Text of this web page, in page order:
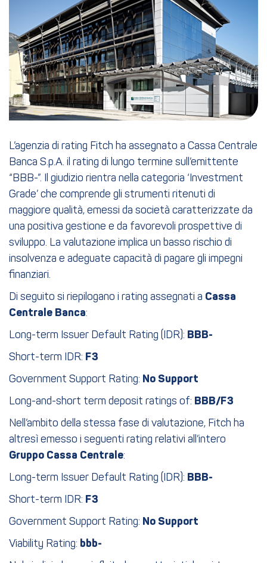
L’agenzia di rating Fitch ha assegnato a Cassa Centrale
Banca S.p.A. il rating di lungo termine sull’emittente
“BBB-”. Il giudizio rientra nella categoria ‘Investment
Grade’ che comprende gli strumenti ritenuti di
maggiore qualità, emessi da società caratterizzate da
una positiva gestione e da favorevoli prospettive di
sviluppo. La valutazione implica un basso rischio di
insolvenza e adeguate capacità di pagare gli impegni
finanziari.
Di seguito si riepilogano i rating assegnati a Cassa
Centrale Banca:
Long-term Issuer Default Rating (IDR): BBB-
Short-term IDR: F3
Government Support Rating: No Support
Long-and-short term deposit ratings of: BBB/F3
Nell’ambito della stessa fase di valutazione, Fitch ha
altresì emesso i seguenti rating relativi all’intero
Gruppo Cassa Centrale:
Long-term Issuer Default Rating (IDR): BBB-
Short-term IDR: F3
Government Support Rating: No Support
Viability Rating: bbb-